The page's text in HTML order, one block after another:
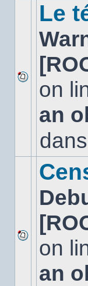
Aucun
nouveau
message
non-
dans
Le
on
an
dans
Aucun
nouveau
message
non-
on
an